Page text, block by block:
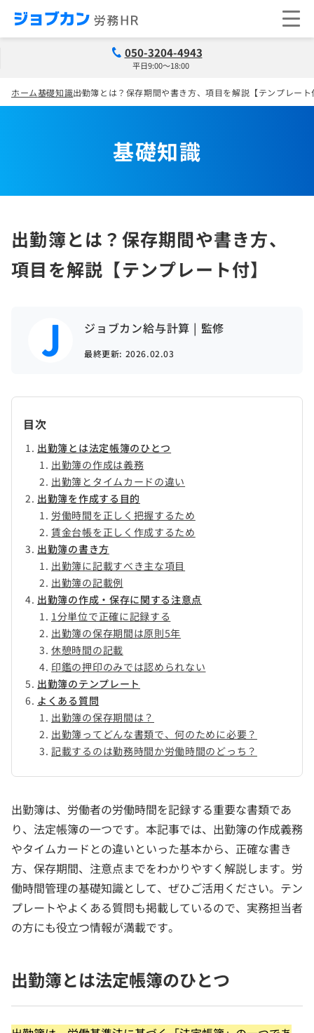
050-3204-4943
平日9:00～18:00
ホーム基礎知識出勤簿とは？保存期間や書き方、項目を解説【テンプレート
基礎知識
出勤簿とは？保存期間や書き方、
項目を解説【テンプレート付】
ジョブカン給与計算 | 監修
最終更新: 2026.02.03
目次
出勤簿とは法定帳簿のひとつ
出勤簿の作成は義務
出勤簿とタイムカードの違い
出勤簿を作成する目的
労働時間を正しく把握するため
賃金台帳を正しく作成するため
出勤簿の書き方
出勤簿に記載すべき主な項目
出勤簿の記載例
出勤簿の作成・保存に関する注意点
1分単位で正確に記録する
出勤簿の保存期間は原則5年
休憩時間の記載
印鑑の押印のみでは認められない
出勤簿のテンプレート
よくある質問
出勤簿の保存期間は？
出勤簿ってどんな書類で、何のために必要？
記載するのは勤務時間か労働時間のどっち？
出勤簿は、労働者の労働時間を記録する重要な書類であ
り、法定帳簿の一つです。本記事では、出勤簿の作成義務
やタイムカードとの違いといった基本から、正確な書き
方、保存期間、注意点までをわかりやすく解説します。労
働時間管理の基礎知識として、ぜひご活用ください。テン
プレートやよくある質問も掲載しているので、実務担当者
の方にも役立つ情報が満載です。
出勤簿とは法定帳簿のひとつ